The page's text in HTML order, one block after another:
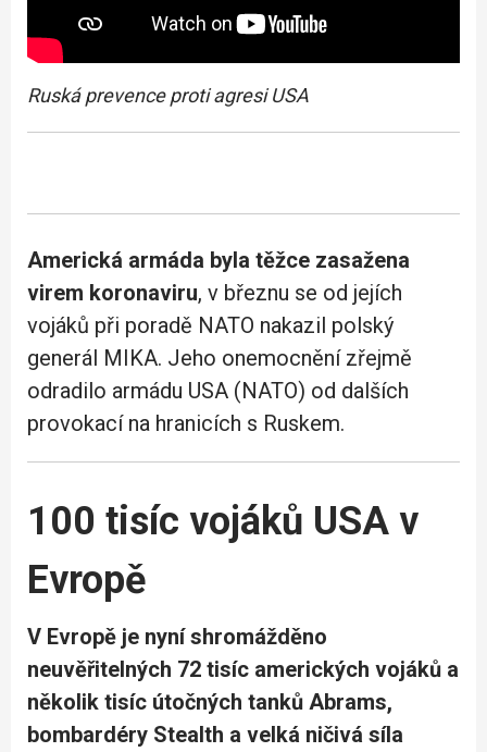
Ruská prevence proti agresi USA
Americká armáda byla těžce zasažena
virem koronaviru, v březnu se od jejích
vojáků při poradě NATO nakazil polský
generál MIKA. Jeho onemocnění zřejmě
odradilo armádu USA (NATO) od dalších
provokací na hranicích s Ruskem.
100 tisíc vojáků USA v
Evropě
V Evropě je nyní shromážděno
neuvěřitelných 72 tisíc amerických vojáků a
několik tisíc útočných tanků Abrams,
bombardéry Stealth a velká ničivá síla